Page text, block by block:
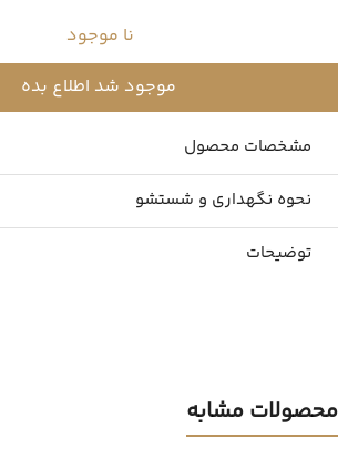
نا موجود
موجود شد اطلاع بده
مشخصات محصول
نحوه نگهداری و شستشو
توضیحات
محصولات مشابه